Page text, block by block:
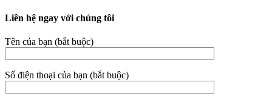
Liên hệ ngay với chúng tôi
Tên của bạn (bắt buộc)
Số điện thoại của bạn (bắt buộc)